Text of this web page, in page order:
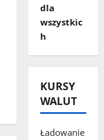
dla
wszystkic
h
KURSY
WALUT
Ładowanie